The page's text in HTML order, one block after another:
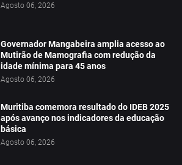
Agosto 06, 2026
Governador Mangabeira amplia acesso ao
Mutirão de Mamografia com redução da
idade mínima para 45 anos
Agosto 06, 2026
Muritiba comemora resultado do IDEB 2025
após avanço nos indicadores da educação
básica
Agosto 06, 2026